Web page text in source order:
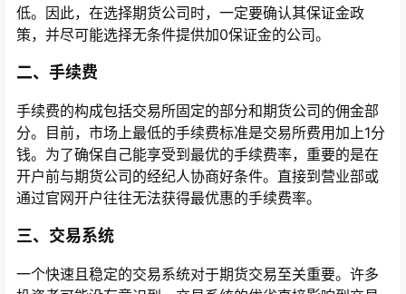
低。因此，在选择期货公司时，一定要确认其保证金政
策，并尽可能选择无条件提供加0保证金的公司。
二、手续费
手续费的构成包括交易所固定的部分和期货公司的佣金部
分。目前，市场上最低的手续费标准是交易所费用加上1分
钱。为了确保自己能享受到最优的手续费率，重要的是在
开户前与期货公司的经纪人协商好条件。直接到营业部或
通过官网开户往往无法获得最优惠的手续费率。
三、交易系统
一个快速且稳定的交易系统对于期货交易至关重要。许多